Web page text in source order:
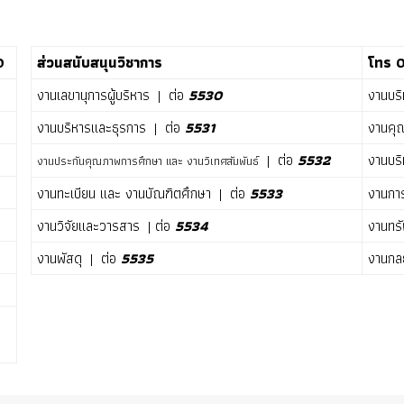
ส่วนสนับสนุนวิชาการ
โทร
งานเลขานุการผู้บริหาร | ต่อ 5530
งาน
งานบริหารและธุรการ | ต่อ 5531 งานคุ
งานประกันคุณภาพการศึกษา และ งานวิเทศสัมพันธ์| ต่อ 5532
งานบ
งานทะเบียน และ งานบัณฑิตศึกษา | ต่อ 5533
งานก
งานวิจัยและวารสาร | ต่อ 5534
งานท
งานพัสดุ | ต่อ 5535 งานก